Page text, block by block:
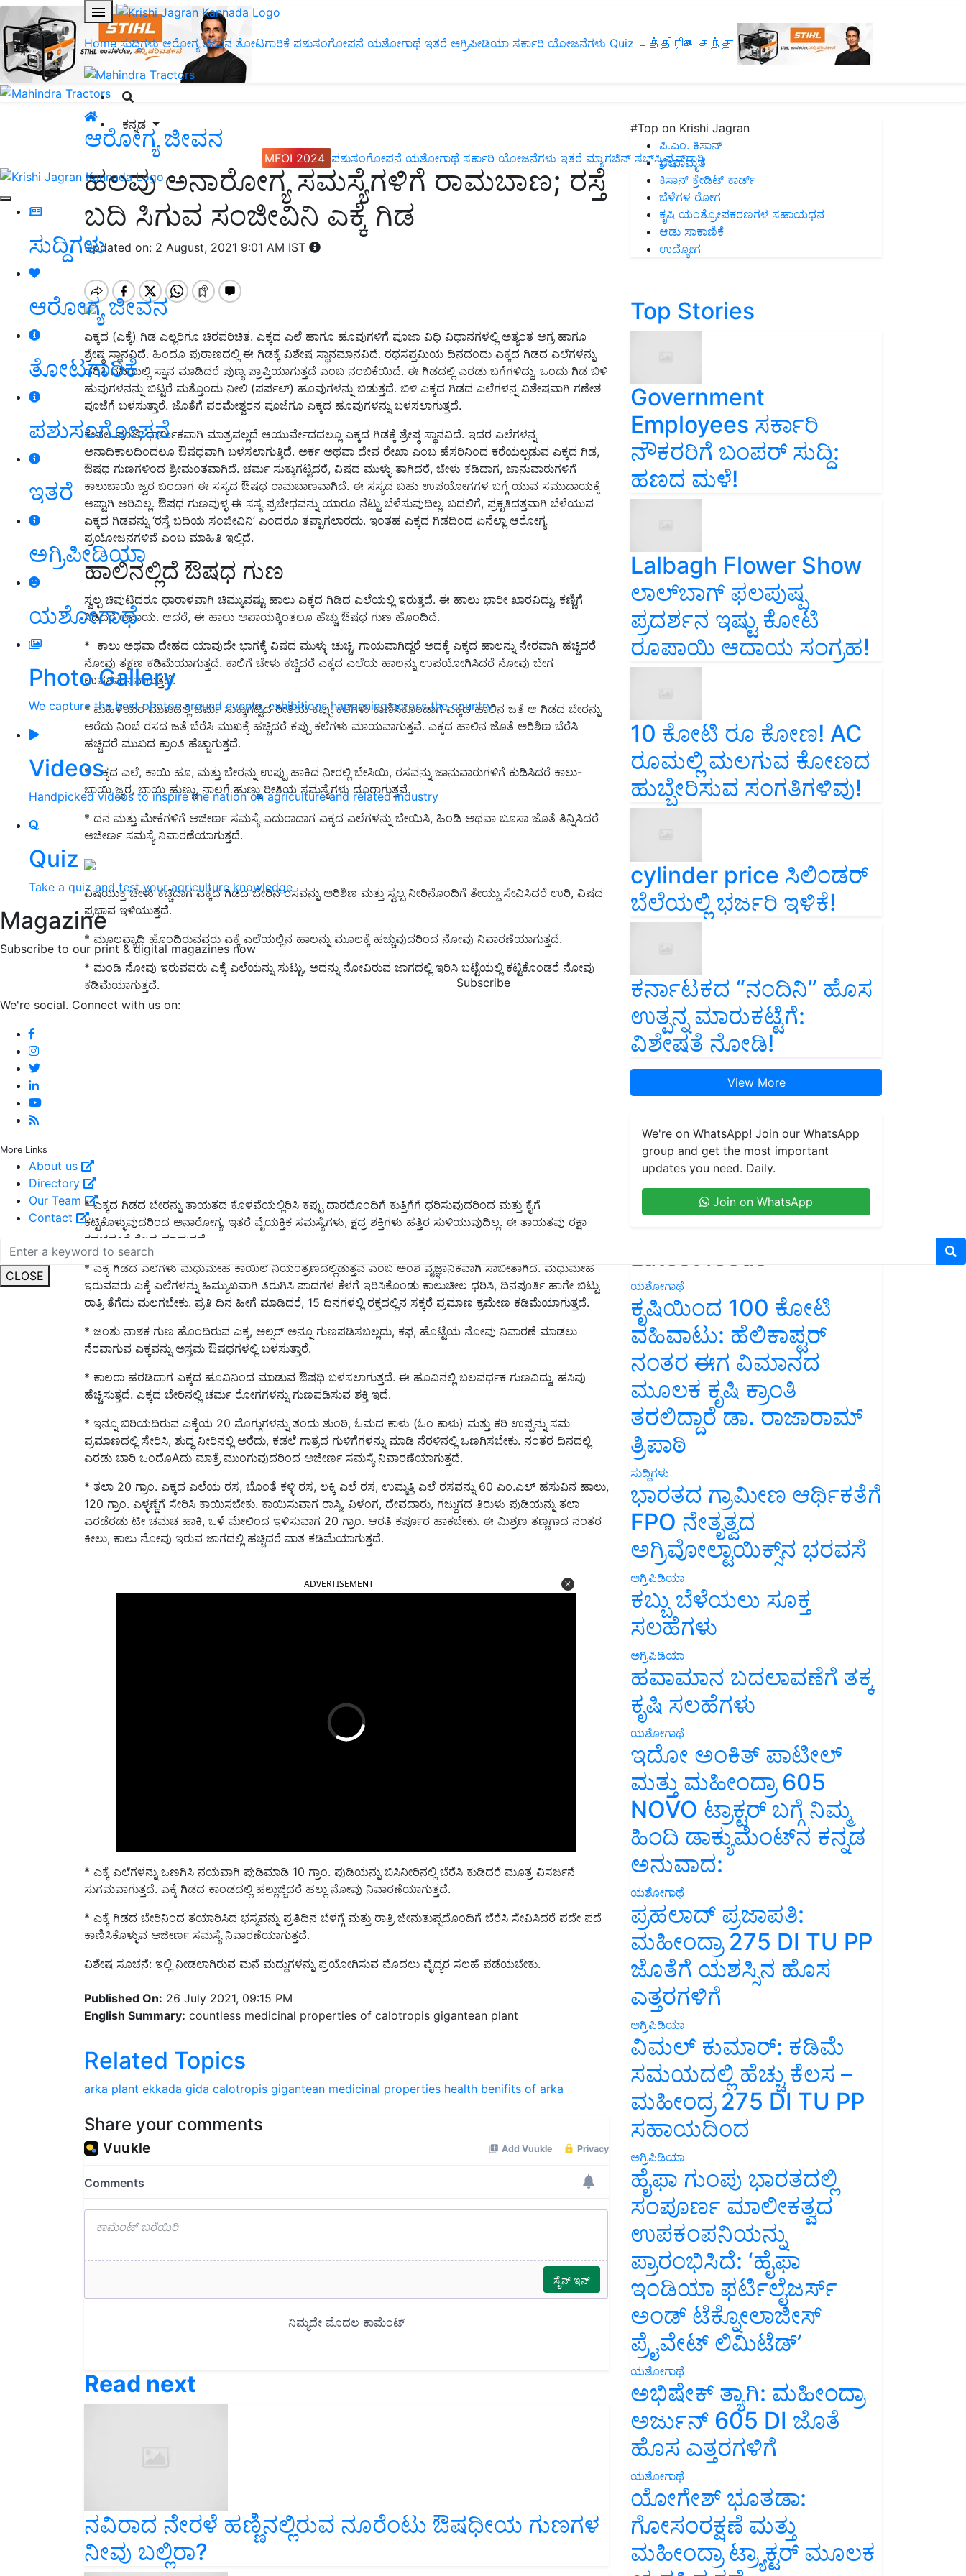
Home ಸುದ್ದಿಗಳು ಆರೋಗ್ಯ ಜೀವನ ತೋಟಗಾರಿಕೆ ಪಶುಸಂಗೋಪನೆ ಯಶೋಗಾಥೆ ಇತರೆ ಅಗ್ರಿಪೀಡಿಯಾ ಸರ್ಕಾರಿ ಯೋಜನೆಗಳು Quiz பத்திரிகை சந்தா
ಕನ್ನಡ
MFOI 2024 ಪಶುಸಂಗೋಪನೆ ಯಶೋಗಾಥೆ ಸರ್ಕಾರಿ ಯೋಜನೆಗಳು ಇತರೆ ಮ್ಯಾಗಜಿನ್‌ ಸಬ್‌ಸ್ಕ್ರಿಪ್ಷನ್‌ಗಾಗಿ
ಸುದ್ದಿಗಳು
ಆರೋಗ್ಯ ಜೀವನ
ತೋಟಗಾರಿಕೆ
ಪಶುಸಂಗೋಪನೆ
ಇತರೆ
ಅಗ್ರಿಪೀಡಿಯಾ
ಯಶೋಗಾಥೆ
Photo Gallery
We capture the best photos around events, exhibitions happening across the country
Videos
Handpicked videos to inspire the nation on agriculture and related industry
Quiz
Take a quiz and test your agriculture knowledge
Magazine
Subscribe to our print & digital magazines now
Subscribe
We're social. Connect with us on:
More Links
About us
Directory
Our Team
Contact
CLOSE
ಆರೋಗ್ಯ ಜೀವನ
ಹಲವು ಅನಾರೋಗ್ಯ ಸಮಸ್ಯೆಗಳಿಗೆ ರಾಮಬಾಣ; ರಸ್ತೆ
ಬದಿ ಸಿಗುವ ಸಂಜೀವಿನಿ ಎಕ್ಕೆ ಗಿಡ
Updated on: 2 August, 2021 9:01 AM IST
ಎಕ್ಕದ (ಎಕ್ಕೆ) ಗಿಡ ಎಲ್ಲರಿಗೂ ಚಿರಪರಿಚಿತ. ಎಕ್ಕದ ಎಲೆ ಹಾಗೂ ಹೂವುಗಳಿಗೆ ಪೂಜಾ ವಿಧಿ ವಿಧಾನಗಳಲ್ಲಿ ಅತ್ಯಂತ ಅಗ್ರ ಹಾಗೂ
ಶ್ರೇಷ್ಠ ಸ್ಥಾನವಿದೆ. ಹಿಂದೂ ಪುರಾಣದಲ್ಲಿ ಈ ಗಿಡಕ್ಕೆ ವಿಶೇಷ ಸ್ಥಾನಮಾನವಿದೆ. ರಥಸಪ್ತಮಿಯ ದಿನದಂದು ಎಕ್ಕದ ಗಿಡದ ಎಲೆಗಳನ್ನು
ಧರಿಸಿ ನದಿಯಲ್ಲಿ ಸ್ನಾನ ಮಾಡಿದರೆ ಪುಣ್ಯ ಪ್ರಾಪ್ತಿಯಾಗುತ್ತದೆ ಎಂಬ ನಂಬಿಕೆಯಿದೆ. ಈ ಗಿಡದಲ್ಲಿ ಎರಡು ಬಗೆಗಳಿದ್ದು, ಒಂದು ಗಿಡ ಬಿಳಿ
ಹುವುಗಳನನ್ನು ಬಿಟ್ಟರೆ ಮತ್ತೊಂದು ನೀಲಿ (ಪರ್ಪಲ್) ಹೂವುಗಳನ್ನು ಬಿಡುತ್ತದೆ. ಬಿಳಿ ಎಕ್ಕದ ಗಿಡದ ಎಲೆಗಳನ್ನ ವಿಶೇಷವಾಗಿ ಗಣೇಶ
ಪೂಜೆಗೆ ಬಳಸುತ್ತಾರೆ. ಜೊತೆಗೆ ಪರಮೇಶ್ವರನ ಪೂಜೆಗೂ ಎಕ್ಕದ ಹೂವುಗಳನ್ನು ಬಳಸಲಾಗುತ್ತದೆ.
ಕೇವಲ ಪೂಜೆ, ಧಾರ್ಮಿಕವಾಗಿ ಮಾತ್ರವಲ್ಲದೆ ಆಯುರ್ವೇದದಲ್ಲೂ ಎಕ್ಕದ ಗಿಡಕ್ಕೆ ಶ್ರೇಷ್ಠ ಸ್ಥಾನವಿದೆ. ಇದರ ಎಲೆಗಳನ್ನ
ಅನಾದಿಕಾಲದಿಂದಲೂ ಔಷಧವಾಗಿ ಬಳಸಲಾಗುತ್ತಿದೆ. ಅರ್ಕ ಅಥವಾ ದೇವ ರೇಖಾ ಎಂಬ ಹೆಸರಿನಿಂದ ಕರೆಯಲ್ಪಡುವ ಎಕ್ಕದ ಗಿಡ,
ಔಷಧ ಗುಣಗಳಿಂದ ಶ್ರೀಮಂತವಾಗಿದೆ. ಚರ್ಮ ಸುಕ್ಕುಗಟ್ಟಿದರೆ, ವಿಷದ ಮುಳ್ಳು ತಾಗಿದರೆ, ಚೇಳು ಕಡಿದಾಗ, ಜಾನುವಾರುಗಳಿಗೆ
ಕಾಲುಬಾಯಿ ಜ್ವರ ಬಂದಾಗ ಈ ಸಸ್ಯದ ಔಷಧ ರಾಮಬಾಣವಾಗಿದೆ. ಈ ಸಸ್ಯದ ಬಹು ಉಪಯೋಗಗಳ ಬಗ್ಗೆ ಯುವ ಸಮುದಾಯಕ್ಕೆ
ಅಷ್ಟಾಗಿ ಅರಿವಿಲ್ಲ. ಔಷಧ ಗುಣವುಳ್ಳ ಈ ಸಸ್ಯ ಪ್ರಬೇಧವನ್ನು ಯಾರೂ ನೆಟ್ಟು ಬೆಳೆಸುವುದಿಲ್ಲ. ಬದಲಿಗೆ, ಪ್ರಕೃತಿದತ್ತವಾಗಿ ಬೆಳೆಯುವ
ಎಕ್ಕದ ಗಿಡವನ್ನು ‘ರಸ್ತೆ ಬದಿಯ ಸಂಜೀವಿನಿ’ ಎಂದರೂ ತಪ್ಪಾಗಲಾರದು. ಇಂತಹ ಎಕ್ಕದ ಗಿಡದಿಂದ ಏನೆಲ್ಲಾ ಆರೋಗ್ಯ
ಪ್ರಯೋಜನಗಳಿವೆ ಎಂಬ ಮಾಹಿತಿ ಇಲ್ಲಿದೆ.
ಹಾಲಿನಲ್ಲಿದೆ ಔಷಧ ಗುಣ
ಸ್ವಲ್ಪ ಚಿವುಟಿದರೂ ಧಾರಾಳವಾಗಿ ಚಿಮ್ಮುವಷ್ಟು ಹಾಲು ಎಕ್ಕದ ಗಿಡಿದ ಎಲೆಯಲ್ಲಿ ಇರುತ್ತದೆ. ಈ ಹಾಲು ಭಾರೀ ಖಾರವಿದ್ದು, ಕಣ್ಣಿಗೆ
ಸಿಡಿದರೆ ಅಪಾಯ. ಆದರೆ, ಈ ಹಾಲು ಅಪಾಯಕ್ಕಿಂತಲೂ ಹೆಚ್ಚು ಔಷಧ ಗುಣ ಹೊಂದಿದೆ.
* ಕಾಲು ಅಥವಾ ದೇಹದ ಯಾವುದೇ ಭಾಗಕ್ಕೆ ವಿಷದ ಮುಳ್ಳು ಚುಚ್ಚಿ, ಗಾಯವಾಗಿದ್ದರೆ ಅದಕ್ಕೆ ಎಕ್ಕದ ಹಾಲನ್ನು ನೇರವಾಗಿ ಹಚ್ಚಿದರೆ
ನೋವು ತಕ್ಷಣ ಕಡಿಮೆಯಾಗುತ್ತದೆ. ಕಾಲಿಗೆ ಚೇಳು ಕಚ್ಚಿದರೆ ಎಕ್ಕದ ಎಲೆಯ ಹಾಲನ್ನು ಉಪಯೋಗಿಸಿದರೆ ನೋವು ಬೇಗ
ಉಪಶಮನವಾಗುತ್ತದೆ.
* ಮಹಿಳೆಯರ ಮುಖದಲ್ಲಿ ಚರ್ಮ ಸುಕ್ಕುಗಟ್ಟಿದ ರೀತಿಯ ಕಪ್ಪು ಕಲೆಗಳು ಕಾಣಿಸಿಕೊಂಡಾಗ ಎಕ್ಕದ ಹಾಲಿನ ಜತೆ ಆ ಗಿಡದ ಬೇರನ್ನು
ಅರೆದು ನಿಂಬೆ ರಸದ ಜತೆ ಬೆರೆಸಿ ಮುಖಕ್ಕೆ ಹಚ್ಚಿದರೆ ಕಪ್ಪು ಕಲೆಗಳು ಮಾಯವಾಗುತ್ತವೆ. ಎಕ್ಕದ ಹಾಲಿನ ಜೊತೆ ಅರಿಶಿಣ ಬೆರೆಸಿ
ಹಚ್ಚಿದರೆ ಮುಖದ ಕ್ರಾಂತಿ ಹೆಚ್ಚಾಗುತ್ತದೆ.
* ಎಕ್ಕದ ಎಲೆ, ಕಾಯಿ ಹೂ, ಮತ್ತು ಬೇರನ್ನು ಉಪ್ಪು ಹಾಕಿದ ನೀರಲ್ಲಿ ಬೇಸಿಯಿ, ರಸವನ್ನು ಜಾನುವಾರುಗಳಿಗೆ ಕುಡಿಸಿದರೆ ಕಾಲು-
ಬಾಯಿ ಜ್ವರ, ಬಾಯಿ ಹುಣ್ಣು, ನಾಲಗೆ ಹುಣ್ಣು ರೀತಿಯ ಸಮಸ್ಯೆಗಳು ದೂರಾಗುತ್ತವೆ.
* ದನ ಮತ್ತು ಮೇಕೆಗಳಿಗೆ ಅಜೀರ್ಣ ಸಮಸ್ಯೆ ಎದುರಾದಾಗ ಎಕ್ಕದ ಎಲೆಗಳನ್ನು ಬೇಯಿಸಿ, ಹಿಂಡಿ ಅಥವಾ ಬೂಸಾ ಜೊತೆ ತಿನ್ನಿಸಿದರೆ
ಅಜೀರ್ಣ ಸಮಸ್ಯೆ ನಿವಾರಣೆಯಾಗುತ್ತದೆ.
ವಿಷಯುಕ್ತ ಚೇಳು ಕಚ್ಚಿದಾಗ ಎಕ್ಕದ ಗಿಡದ ಬೇರಿನ ರಸವನ್ನು ಅರಿಶಿಣ ಮತ್ತು ಸ್ವಲ್ಪ ನೀರಿನೊಂದಿಗೆ ತೇಯ್ದು ಸೇವಿಸಿದರೆ ಉರಿ, ವಿಷದ
ಪ್ರಭಾವ ಇಳಿಯುತ್ತದೆ.
* ಮೂಲವ್ಯಾದಿ ಹೊಂದಿರುವವರು ಎಕ್ಕೆ ಎಲೆಯಲ್ಲಿನ ಹಾಲನ್ನು ಮೂಲಕ್ಕೆ ಹಚ್ಚುವುದರಿಂದ ನೋವು ನಿವಾರಣೆಯಾಗುತ್ತದೆ.
* ಮಂಡಿ ನೋವು ಇರುವವರು ಎಕ್ಕೆ ಎಲೆಯನ್ನು ಸುಟ್ಟು, ಅದನ್ನು ನೋವಿರುವ ಜಾಗದಲ್ಲಿ ಇರಿಸಿ ಬಟ್ಟೆಯಲ್ಲಿ ಕಟ್ಟಿಕೊಂಡರೆ ನೋವು
ಕಡಿಮೆಯಾಗುತ್ತದೆ.
* ಎಕ್ಕದ ಗಿಡದ ಬೇರನ್ನು ತಾಯತದ ಕೊಳವೆಯಲ್ಲಿರಿಸಿ ಕಪ್ಪು ದಾರದೊಂದಿಗೆ ಕುತ್ತಿಗೆಗೆ ಧರಿಸುವುದರಿಂದ ಮತ್ತು ಕೈಗೆ
ಕಟ್ಟಿಕೊಳ್ಳುವುದರಿಂದ ಅನಾರೋಗ್ಯ, ಇತರೆ ವೈಯಕ್ತಿಕ ಸಮಸ್ಯೆಗಳು, ಕ್ಷದ್ರ ಶಕ್ತಿಗಳು ಹತ್ತಿರ ಸುಳಿಯುವುದಿಲ್ಲ. ಈ ತಾಯತವು ರಕ್ಷಾ
ಕವಚದಂತೆ ಕೆಲಸ ಮಾಡುತ್ತದೆ.
* ಎಕ್ಕೆ ಗಿಡದ ಎಲೆಗಳು ಮಧುಮೇಹ ಕಾಯಿಲೆ ನಿಯಂತ್ರಣದಲ್ಲಿಡುತ್ತವೆ ಎಂಬ ಅಂಶ ವೈಜ್ಞಾನಿಕವಾಗಿ ಸಾಬೀತಾಗಿದೆ. ಮಧುಮೇಹ
ಇರುವವರು ಎಕ್ಕೆ ಎಲೆಗಳನ್ನು ಹಿಮ್ಮುಖವಾಗಿ ತಿರುಗಿಸಿ ಪಾದಗಳ ಕೆಳಗೆ ಇರಿಸಿಕೊಂಡು ಕಾಲುಚೀಲ ಧರಿಸಿ, ದಿನಪೂರ್ತಿ ಹಾಗೇ ಬಿಟ್ಟು
ರಾತ್ರಿ ತೆಗೆದು ಮಲಗಬೇಕು. ಪ್ರತಿ ದಿನ ಹೀಗೆ ಮಾಡಿದರೆ, 15 ದಿನಗಳಲ್ಲಿ ರಕ್ತದಲ್ಲಿನ ಸಕ್ಕರೆ ಪ್ರಮಾಣ ಕ್ರಮೇಣ ಕಡಿಮೆಯಾಗುತ್ತದೆ.
* ಜಂತು ನಾಶಕ ಗುಣ ಹೊಂದಿರುವ ಎಕ್ಕ, ಅಲ್ಸರ್ ಅನ್ನೂ ಗುಣಪಡಿಸಬಲ್ಲದು, ಕಫ, ಹೊಟ್ಟೆಯ ನೋವು ನಿವಾರಣೆ ಮಾಡಲು
ನೆರವಾಗುವ ಎಕ್ಕವನ್ನು ಅಸ್ತಮ ಔಷಧಗಳಲ್ಲಿ ಬಳಸುತ್ತಾರೆ.
* ಕಾಲರಾ ಹರಡಿದಾಗ ಎಕ್ಕದ ಹೂವಿನಿಂದ ಮಾಡುವ ಔಷಧಿ ಬಳಸಲಾಗುತ್ತದೆ. ಈ ಹೂವಿನಲ್ಲಿ ಬಲವರ್ಧಕ ಗುಣವಿದ್ದು, ಹಸಿವು
ಹೆಚ್ಚಿಸುತ್ತದೆ. ಎಕ್ಕದ ಬೇರಿನಲ್ಲಿ ಚರ್ಮ ರೋಗಗಳನ್ನು ಗುಣಪಡಿಸುವ ಶಕ್ತಿ ಇದೆ.
* ಇನ್ನೂ ಬಿರಿಯದಿರುವ ಎಕ್ಕೆಯ 20 ಮೊಗ್ಗುಗಳನ್ನು ತಂದು ಶುಂಠಿ, ಓಮದ ಕಾಳು (ಓಂ ಕಾಳು) ಮತ್ತು ಕರಿ ಉಪ್ಪನ್ನು ಸಮ
ಪ್ರಮಾಣದಲ್ಲಿ ಸೇರಿಸಿ, ಶುದ್ಧ ನೀರಿನಲ್ಲಿ ಅರೆದು, ಕಡಲೆ ಗಾತ್ರದ ಗುಳಿಗೆಗಳನ್ನು ಮಾಡಿ ನೆರಳಿನಲ್ಲಿ ಒಣಗಿಸಬೇಕು. ನಂತರ ದಿನದಲ್ಲಿ
ಎರಡು ಬಾರಿ ಒಂದೊAದು ಮಾತ್ರೆ ಮುಂಗುವುದರಿಂದ ಅಜೀರ್ಣ ಸಮಸ್ಯೆ ನಿವಾರಣೆಯಾಗುತ್ತದೆ.
* ತಲಾ 20 ಗ್ರಾಂ. ಎಕ್ಕದ ಎಲೆಯ ರಸ, ಬೊಂತೆ ಕಳ್ಳಿ ರಸ, ಲಕ್ಕಿ ಎಲೆ ರಸ, ಉಮ್ಮತ್ತಿ ಎಲೆ ರಸವನ್ನು 60 ಎಂ.ಎಲ್ ಹಸುವಿನ ಹಾಲು,
120 ಗ್ರಾಂ. ಎಳ್ಳಣ್ಣೆಗೆ ಸೇರಿಸಿ ಕಾಯಿಸಬೇಕು. ಕಾಯಿಸುವಾಗ ರಾಸ್ಮಿ, ವಿಳಂಗ, ದೇವದಾರು, ಗಜ್ಜುಗದ ತಿರುಳು ಪುಡಿಯನ್ನು ತಲಾ
ಎರಡೆರಡು ಟೀ ಚಮಚ ಹಾಕಿ, ಒಳೆ ಮೇಲಿಂದ ಇಳಿಸುವಾಗ 20 ಗ್ರಾಂ. ಆರತಿ ಕರ್ಪೂರ ಹಾಕಬೇಕು. ಈ ಮಿಶ್ರಣ ತಣ್ಣಗಾದ ನಂತರ
ಕೀಲು, ಕಾಲು ನೋವು ಇರುವ ಜಾಗದಲ್ಲಿ ಹಚ್ಚಿದರೆ ವಾತ ಕಡಿಮೆಯಾಗುತ್ತದೆ.
* ಎಕ್ಕೆ ಎಲೆಗಳನ್ನು ಒಣಗಿಸಿ ನಯವಾಗಿ ಪುಡಿಮಾಡಿ 10 ಗ್ರಾಂ. ಪುಡಿಯನ್ನು ಬಿಸಿನೀರಿನಲ್ಲಿ ಬೆರೆಸಿ ಕುಡಿದರೆ ಮೂತ್ರ ವಿಸರ್ಜನೆ
ಸುಗಮವಾಗುತ್ತದೆ. ಎಕ್ಕೆ ಗಿಡದ ಕಾಂಡದಲ್ಲಿ ಹಲ್ಲುಜ್ಜಿದರೆ ಹಲ್ಲು ನೋವು ನಿವಾರಣೆಯಾಗುತ್ತದೆ.
* ಎಕ್ಕೆ ಗಿಡದ ಬೇರಿನಿಂದ ತಯಾರಿಸಿದ ಭಸ್ಮವನ್ನು ಪ್ರತಿದಿನ ಬೆಳಗ್ಗೆ ಮತ್ತು ರಾತ್ರಿ ಜೇನುತುಪ್ಪದೊಂದಿಗೆ ಬೆರೆಸಿ ಸೇವಿಸಿದರೆ ಪದೇ ಪದೆ
ಕಾಣಿಸಿಕೊಳ್ಳುವ ಅಜೀರ್ಣ ಸಮಸ್ಯೆ ನಿವಾರಣೆಯಾಗುತ್ತದೆ.
ವಿಶೇಷ ಸೂಚನೆ: ಇಲ್ಲಿ ನೀಡಲಾಗಿರುವ ಮನೆ ಮದ್ದುಗಳನ್ನು ಪ್ರಯೋಗಿಸುವ ಮೊದಲು ವೈದ್ಯರ ಸಲಹೆ ಪಡೆಯಬೇಕು.
English Summary:countless medicinal properties of calotropis gigantean plant
arka plant ekkada gida calotropis gigantean
ನವಿರಾದ ನೇರಳೆ ಹಣ್ಣಿನಲ್ಲಿರುವ ನೂರೆಂಟು ಔಷಧೀಯ ಗುಣಗಳ
ನೀವು ಬಲ್ಲಿರಾ?
#Top on Krishi Jagran
ಪಿ.ಎಂ. ಕಿಸಾನ್
ಜೀವಾಮೃತ
ಕಿಸಾನ್ ಕ್ರೇಡಿಟ್ ಕಾರ್ಡ್
ಬೆಳೆಗಳ ರೋಗ
ಕೃಷಿ ಯಂತ್ರೋಪಕರಣಗಳ ಸಹಾಯಧನ
ಆಡು ಸಾಕಾಣಿಕೆ
ಉದ್ಯೋಗ
Top Stories
Government
Employees ಸರ್ಕಾರಿ
ನೌಕರರಿಗೆ ಬಂಪರ್‌ ಸುದ್ದಿ:
ಹಣದ ಮಳೆ!
Lalbagh Flower Show
ಲಾಲ್‌ಬಾಗ್ ಫಲಪುಷ್ಪ
ಪ್ರದರ್ಶನ ಇಷ್ಟು ಕೋಟಿ
ರೂಪಾಯಿ ಆದಾಯ ಸಂಗ್ರಹ!
10 ಕೋಟಿ ರೂ ಕೋಣ! AC
ರೂಮಲ್ಲಿ ಮಲಗುವ ಕೋಣದ
ಹುಬ್ಬೇರಿಸುವ ಸಂಗತಿಗಳಿವು!
cylinder price ಸಿಲಿಂಡರ್‌
ಬೆಲೆಯಲ್ಲಿ ಭರ್ಜರಿ ಇಳಿಕೆ!
ಕರ್ನಾಟಕದ “ನಂದಿನಿ” ಹೊಸ
ಉತ್ಪನ್ನ ಮಾರುಕಟ್ಟೆಗೆ:
ವಿಶೇಷತೆ ನೋಡಿ!
View More
We're on WhatsApp! Join our WhatsApp
group and get the most important
updates you need. Daily.
Join on WhatsApp
Latest feeds
ಯಶೋಗಾಥೆ
ಕೃಷಿಯಿಂದ 100 ಕೋಟಿ
ವಹಿವಾಟು: ಹೆಲಿಕಾಪ್ಟರ್
ನಂತರ ಈಗ ವಿಮಾನದ
ಮೂಲಕ ಕೃಷಿ ಕ್ರಾಂತಿ
ತರಲಿದ್ದಾರೆ ಡಾ. ರಾಜಾರಾಮ್
ತ್ರಿಪಾಠಿ
ಸುದ್ದಿಗಳು
ಭಾರತದ ಗ್ರಾಮೀಣ ಆರ್ಥಿಕತೆಗೆ
FPO ನೇತೃತ್ವದ
ಅಗ್ರಿವೋಲ್ಟಾಯಿಕ್ಸ್‌ನ ಭರವಸೆ
ಅಗ್ರಿಪಿಡಿಯಾ
ಕಬ್ಬು ಬೆಳೆಯಲು ಸೂಕ್ತ
ಸಲಹೆಗಳು
ಅಗ್ರಿಪಿಡಿಯಾ
ಹವಾಮಾನ ಬದಲಾವಣೆಗೆ ತಕ್ಕ
ಕೃಷಿ ಸಲಹೆಗಳು
ಯಶೋಗಾಥೆ
ಇದೋ ಅಂಕಿತ್ ಪಾಟೀಲ್
ಮತ್ತು ಮಹೀಂದ್ರಾ 605
NOVO ಟ್ರಾಕ್ಟರ್ ಬಗ್ಗೆ ನಿಮ್ಮ
ಹಿಂದಿ ಡಾಕ್ಯುಮೆಂಟ್‌ನ ಕನ್ನಡ
ಅನುವಾದ:
ಯಶೋಗಾಥೆ
ಪ್ರಹಲಾದ್ ಪ್ರಜಾಪತಿ:
ಮಹೀಂದ್ರಾ 275 DI TU PP
ಜೊತೆಗೆ ಯಶಸ್ಸಿನ ಹೊಸ
ಎತ್ತರಗಳಿಗೆ
ಅಗ್ರಿಪಿಡಿಯಾ
ವಿಮಲ್ ಕುಮಾರ್: ಕಡಿಮೆ
ಸಮಯದಲ್ಲಿ ಹೆಚ್ಚು ಕೆಲಸ –
ಮಹೀಂದ್ರ 275 DI TU PP
ಸಹಾಯದಿಂದ
ಅಗ್ರಿಪಿಡಿಯಾ
ಹೈಫಾ ಗುಂಪು ಭಾರತದಲ್ಲಿ
ಸಂಪೂರ್ಣ ಮಾಲೀಕತ್ವದ
ಉಪಕಂಪನಿಯನ್ನು
ಪ್ರಾರಂಭಿಸಿದೆ: ‘ಹೈಫಾ
ಇಂಡಿಯಾ ಫರ್ಟಿಲೈಜರ್ಸ್
ಅಂಡ್ ಟೆಕ್ನೋಲಾಜೀಸ್
ಪ್ರೈವೇಟ್ ಲಿಮಿಟೆಡ್’
ಯಶೋಗಾಥೆ
ಅಭಿಷೇಕ್ ತ್ಯಾಗಿ: ಮಹೀಂದ್ರಾ
ಅರ್ಜುನ್ 605 DI ಜೊತೆ
ಹೊಸ ಎತ್ತರಗಳಿಗೆ
ಯಶೋಗಾಥೆ
ಯೋಗೇಶ್ ಭೂತಡಾ:
ಗೋಸಂರಕ್ಷಣೆ ಮತ್ತು
ಮಹೀಂದ್ರಾ ಟ್ರ್ಯಾಕ್ಟರ್ ಮೂಲಕ